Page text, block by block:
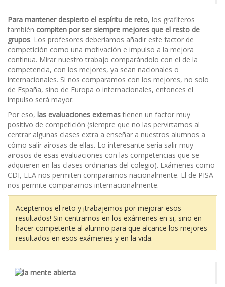
Para mantener despierto el espíritu de reto, los grafiteros
también compiten por ser siempre mejores que el resto de
grupos. Los profesores deberíamos añadir este factor de
competición como una motivación e impulso a la mejora
continua. Mirar nuestro trabajo comparándolo con el de la
competencia, con los mejores, ya sean nacionales o
internacionales. Si nos comparamos con los mejores, no solo
de España, sino de Europa o internacionales, entonces el
impulso será mayor.
Por eso, las evaluaciones externas tienen un factor muy
positivo de competición (siempre que no las pervirtamos al
centrar algunas clases extra a enseñar a nuestros alumnos a
cómo salir airosas de ellas. Lo interesante sería salir muy
airosos de esas evaluaciones con las competencias que se
adquieren en las clases ordinarias del colegio). Exámenes como
CDI, LEA nos permiten compararnos nacionalmente. El de PISA
nos permite compararnos internacionalmente.
Aceptemos el reto y ¡trabajemos por mejorar esos
resultados! Sin centrarnos en los exámenes en si, sino en
hacer competente al alumno para que alcance los mejores
resultados en esos exámenes y en la vida.